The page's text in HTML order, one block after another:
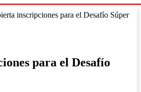
inscripciones para el Desafío Súper
para el Desafío